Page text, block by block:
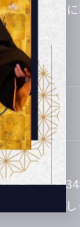
議院選挙
郎（昭和
で、私も親